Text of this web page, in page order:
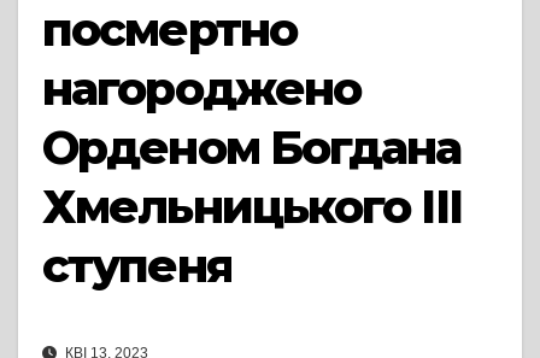
посмертно
нагороджено
Орденом Богдана
Хмельницького ІІІ
ступеня
КВІ 13, 2023